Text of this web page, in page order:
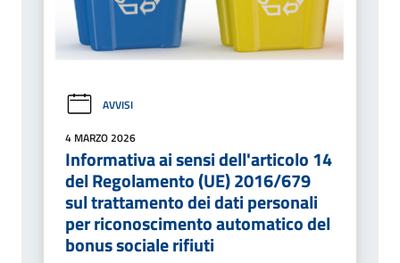
AVVISI
4 MARZO 2026
Informativa ai sensi dell'articolo 14
del Regolamento (UE) 2016/679
sul trattamento dei dati personali
per riconoscimento automatico del
bonus sociale rifiuti